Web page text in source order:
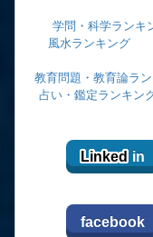
学問・科学ランキ
風水ランキング
教育問題・教育論ラ
占い・鑑定ランキン
Linked in
facebook